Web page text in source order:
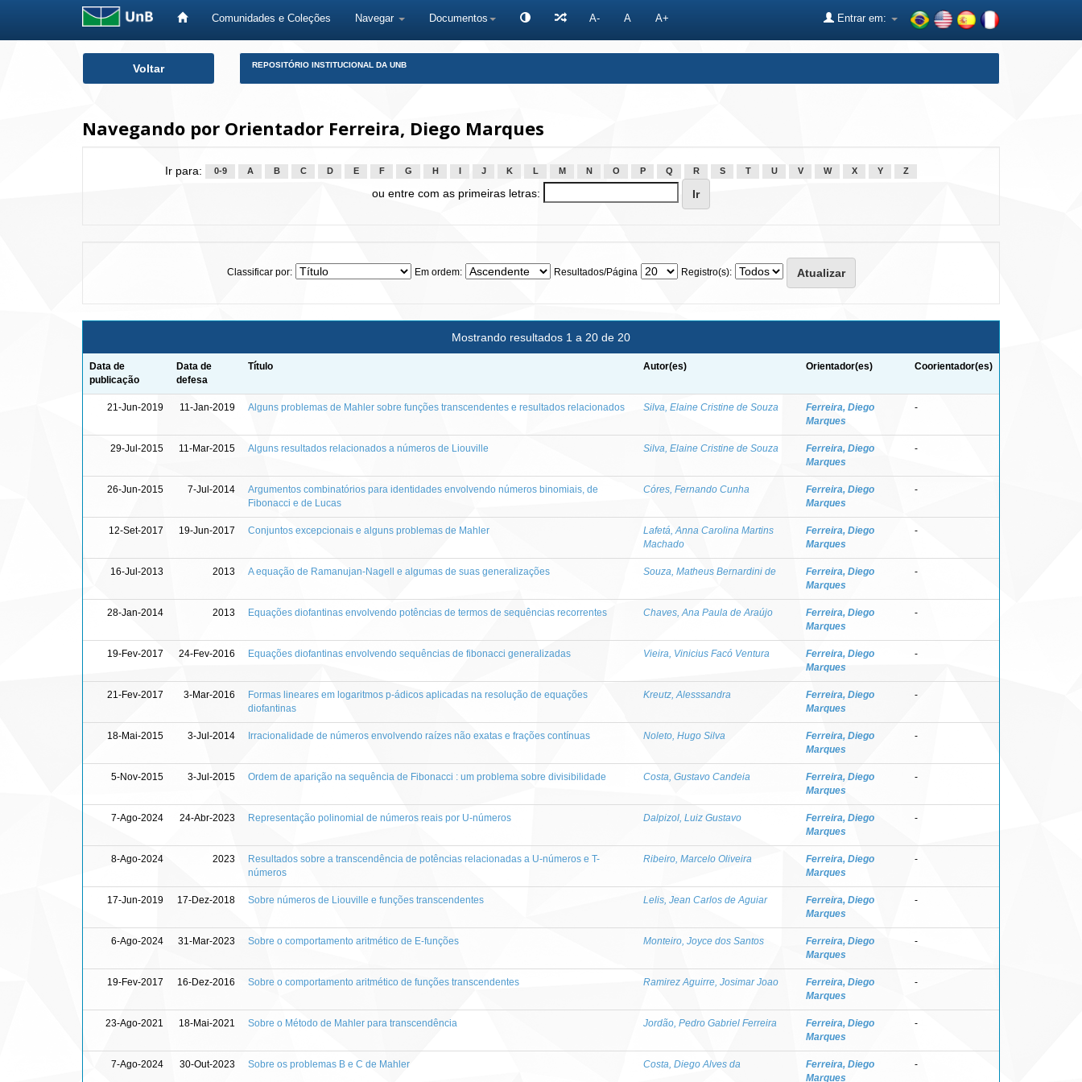
Comunidades e Coleções Navegar Documentos A- A A+ Entrar em:
Voltar REPOSITÓRIO INSTITUCIONAL DA UNB
Navegando por Orientador Ferreira, Diego Marques
Ir para: 0-9 A B C D E F G H J K L M N O P Q R S T U V W X Y Z
ou entre com as primeiras letras:
Classificar por: Em ordem: Resultados/Página Registro(s):
Mostrando resultados 1 a 20 de 20
Data de
publicação
Data de
defesa
Título Autor(es) Orientador(es) Coorientador(es)
21-Jun-2019 11-Jan-2019 Alguns problemas de Mahler sobre funções transcendentes e resultados relacionados Silva, Elaine Cristine de Souza
Ferreira, Diego
Marques
-
29-Jul-2015 11-Mar-2015 Alguns resultados relacionados a números de Liouville Silva, Elaine Cristine de Souza
Ferreira, Diego
Marques
-
26-Jun-2015 7-Jul-2014
Argumentos combinatórios para identidades envolvendo números binomiais, de
Fibonacci e de Lucas
Córes, Fernando Cunha
Ferreira, Diego
Marques
-
12-Set-2017 19-Jun-2017 Conjuntos excepcionais e alguns problemas de Mahler
Lafetá, Anna Carolina Martins
Machado
Ferreira, Diego
Marques
-
16-Jul-2013 2013 A equação de Ramanujan-Nagell e algumas de suas generalizações Souza, Matheus Bernardini de
Ferreira, Diego
Marques
-
28-Jan-2014 2013 Equações diofantinas envolvendo potências de termos de sequências recorrentes Chaves, Ana Paula de Araújo
Ferreira, Diego
Marques
-
19-Fev-2017 24-Fev-2016 Equações diofantinas envolvendo sequências de fibonacci generalizadas Vieira, Vinicius Facó Ventura
Ferreira, Diego
Marques
-
21-Fev-2017 3-Mar-2016
Formas lineares em logaritmos p-ádicos aplicadas na resolução de equações
diofantinas
Kreutz, Alesssandra
Ferreira, Diego
Marques
-
18-Mai-2015 3-Jul-2014 Irracionalidade de números envolvendo raízes não exatas e frações contínuas Noleto, Hugo Silva
Ferreira, Diego
Marques
-
5-Nov-2015 3-Jul-2015 Ordem de aparição na sequência de Fibonacci : um problema sobre divisibilidade Costa, Gustavo Candeia
Ferreira, Diego
Marques
-
7-Ago-2024 24-Abr-2023 Representação polinomial de números reais por U-números Dalpizol, Luiz Gustavo
Ferreira, Diego
Marques
-
8-Ago-2024 2023
Resultados sobre a transcendência de potências relacionadas a U-números e T-
números
Ribeiro, Marcelo Oliveira
Ferreira, Diego
Marques
-
17-Jun-2019 17-Dez-2018 Sobre números de Liouville e funções transcendentes Lelis, Jean Carlos de Aguiar
Ferreira, Diego
Marques
-
6-Ago-2024 31-Mar-2023 Sobre o comportamento aritmético de E-funções Monteiro, Joyce dos Santos
Ferreira, Diego
Marques
-
19-Fev-2017 16-Dez-2016 Sobre o comportamento aritmético de funções transcendentes Ramirez Aguirre, Josimar Joao
Ferreira, Diego
Marques
-
23-Ago-2021 18-Mai-2021 Sobre o Método de Mahler para transcendência Jordão, Pedro Gabriel Ferreira
Ferreira, Diego
Marques
-
7-Ago-2024 30-Out-2023 Sobre os problemas B e C de Mahler Costa, Diego Alves da
Ferreira, Diego
Marques
-